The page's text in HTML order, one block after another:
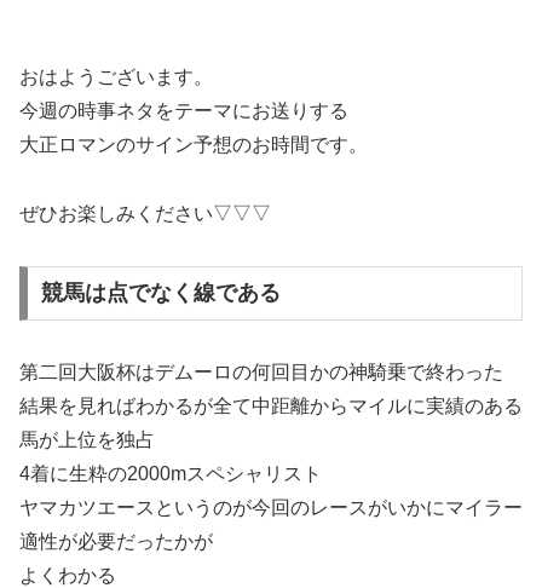
おはようございます。
今週の時事ネタをテーマにお送りする
大正ロマンのサイン予想のお時間です。
ぜひお楽しみください▽▽▽
競馬は点でなく線である
第二回大阪杯はデムーロの何回目かの神騎乗で終わった
結果を見ればわかるが全て中距離からマイルに実績のある
馬が上位を独占
4着に生粋の2000mスペシャリスト
ヤマカツエースというのが今回のレースがいかにマイラー
適性が必要だったかが
よくわかる